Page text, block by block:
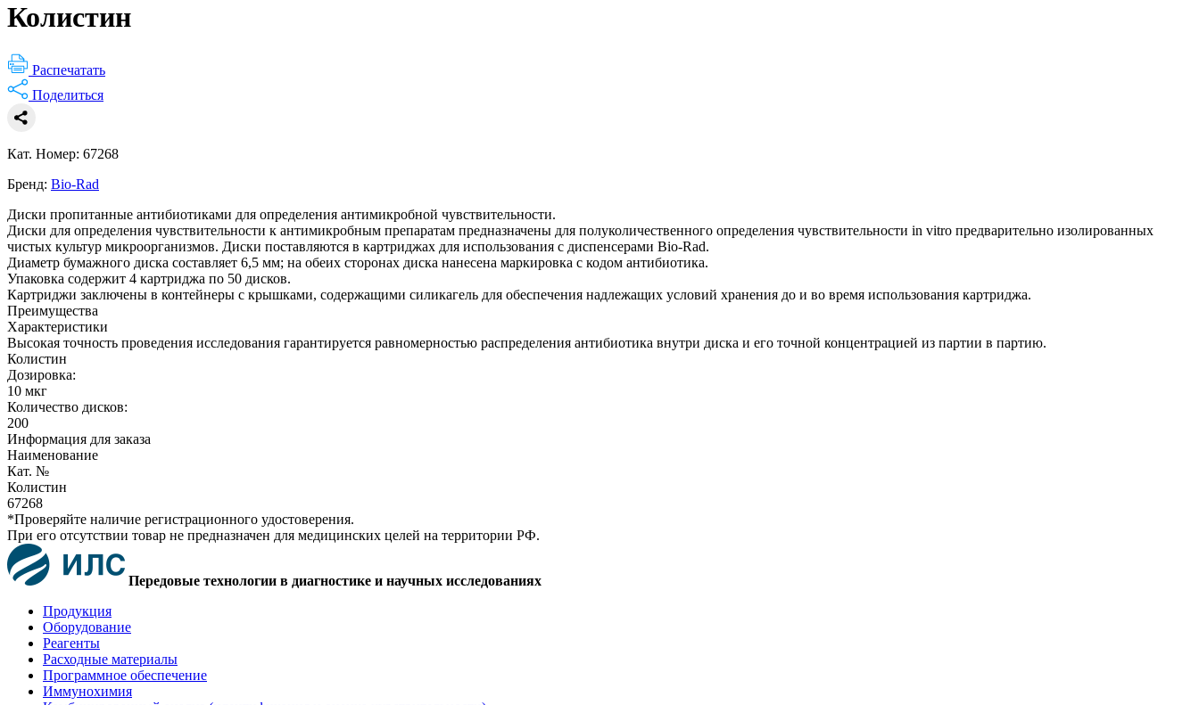
Колистин
Распечатать
Поделиться
Кат. Номер: 67268
Бренд: Bio-Rad
Диски пропитанные антибиотиками для определения антимикробной чувствительности.
Диски для определения чувствительности к антимикробным препаратам предназначены для полуколичественного определения чувствительности in vitro предварительно изолированных
чистых культур микроорганизмов. Диски поставляются в картриджах для использования с диспенсерами Bio-Rad.
Диаметр бумажного диска составляет 6,5 мм; на обеих сторонах диска нанесена маркировка с кодом антибиотика.
Упаковка содержит 4 картриджа по 50 дисков.
Картриджи заключены в контейнеры с крышками, содержащими силикагель для обеспечения надлежащих условий хранения до и во время использования картриджа.
Преимущества
Характеристики
Высокая точность проведения исследования гарантируется равномерностью распределения антибиотика внутри диска и его точной концентрацией из партии в партию.
Колистин
Дозировка:
10 мкг
Количество дисков:
200
Информация для заказа
Наименование
Кат. №
Колистин
67268
*Проверяйте наличие регистрационного удостоверения.
При его отсутствии товар не предназначен для медицинских целей на территории РФ.
Передовые технологии в диагностике и научных исследованиях
Продукция
Оборудование
Реагенты
Расходные материалы
Программное обеспечение
Иммунохимия